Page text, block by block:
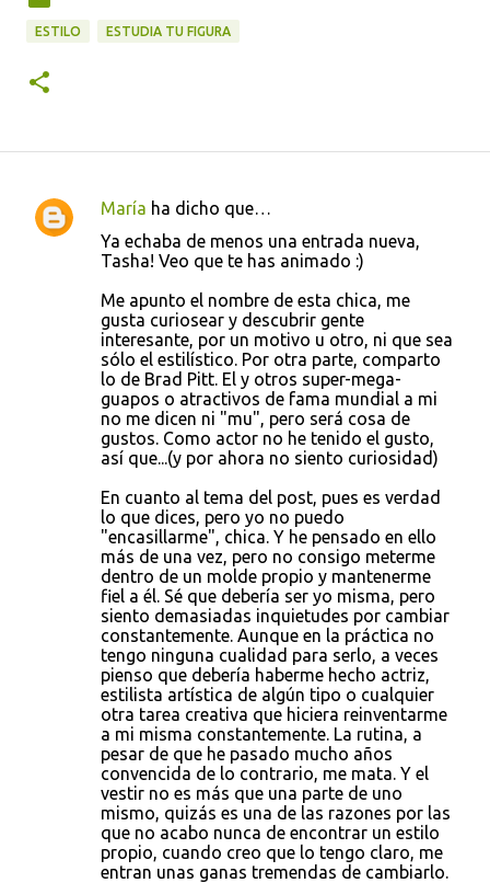
ESTILO ESTUDIA TU FIGURA
C
María ha dicho que…
Ya echaba de menos una entrada nueva,
Tasha! Veo que te has animado :)
Me apunto el nombre de esta chica, me
gusta curiosear y descubrir gente
interesante, por un motivo u otro, ni que sea
sólo el estilístico. Por otra parte, comparto
lo de Brad Pitt. El y otros super-mega-
guapos o atractivos de fama mundial a mi
no me dicen ni "mu", pero será cosa de
gustos. Como actor no he tenido el gusto,
así que...(y por ahora no siento curiosidad)
En cuanto al tema del post, pues es verdad
lo que dices, pero yo no puedo
"encasillarme", chica. Y he pensado en ello
más de una vez, pero no consigo meterme
dentro de un molde propio y mantenerme
fiel a él. Sé que debería ser yo misma, pero
siento demasiadas inquietudes por cambiar
constantemente. Aunque en la práctica no
tengo ninguna cualidad para serlo, a veces
pienso que debería haberme hecho actriz,
estilista artística de algún tipo o cualquier
otra tarea creativa que hiciera reinventarme
a mi misma constantemente. La rutina, a
pesar de que he pasado mucho años
convencida de lo contrario, me mata. Y el
vestir no es más que una parte de uno
mismo, quizás es una de las razones por las
que no acabo nunca de encontrar un estilo
propio, cuando creo que lo tengo claro, me
entran unas ganas tremendas de cambiarlo.